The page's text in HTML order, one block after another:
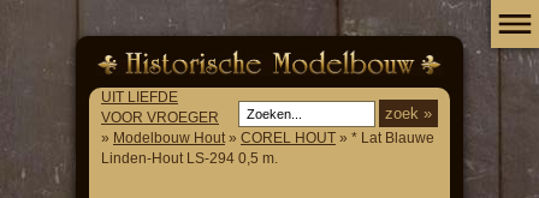
UIT LIEFDE
VOOR VROEGER
» Modelbouw Hout» COREL HOUT » * Lat Blauwe
Linden-Hout LS-294 0,5 m.